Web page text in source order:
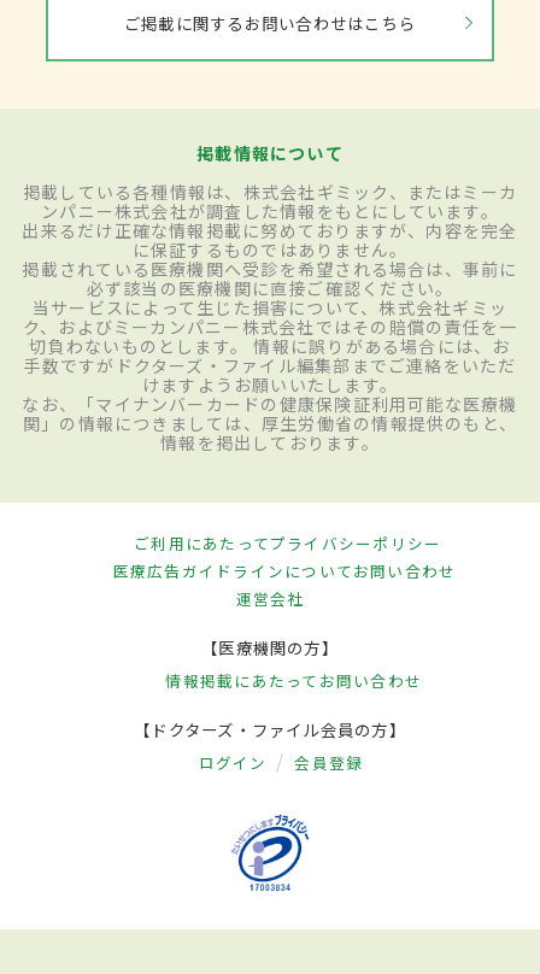
ご掲載に関するお問い合わせはこちら
掲載情報について
掲載している各種情報は、株式会社ギミック、またはミーカ
ンパニー株式会社が調査した情報をもとにしています。
出来るだけ正確な情報掲載に努めておりますが、内容を完全
に保証するものではありません。
掲載されている医療機関へ受診を希望される場合は、事前に
必ず該当の医療機関に直接ご確認ください。
当サービスによって生じた損害について、株式会社ギミッ
ク、およびミーカンパニー株式会社ではその賠償の責任を一
切負わないものとします。 情報に誤りがある場合には、お
手数ですがドクターズ・ファイル編集部までご連絡をいただ
けますようお願いいたします。
なお、「マイナンバーカードの健康保険証利用可能な医療機
関」の情報につきましては、厚生労働省の情報提供のもと、
情報を掲出しております。
ご利用にあたってプライバシーポリシー
医療広告ガイドラインについてお問い合わせ
運営会社
【医療機関の方】
情報掲載にあたって お問い合わせ
【ドクターズ・ファイル会員の方】
ログイン 会員登録